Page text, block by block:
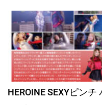
HEROINE SEXYピン